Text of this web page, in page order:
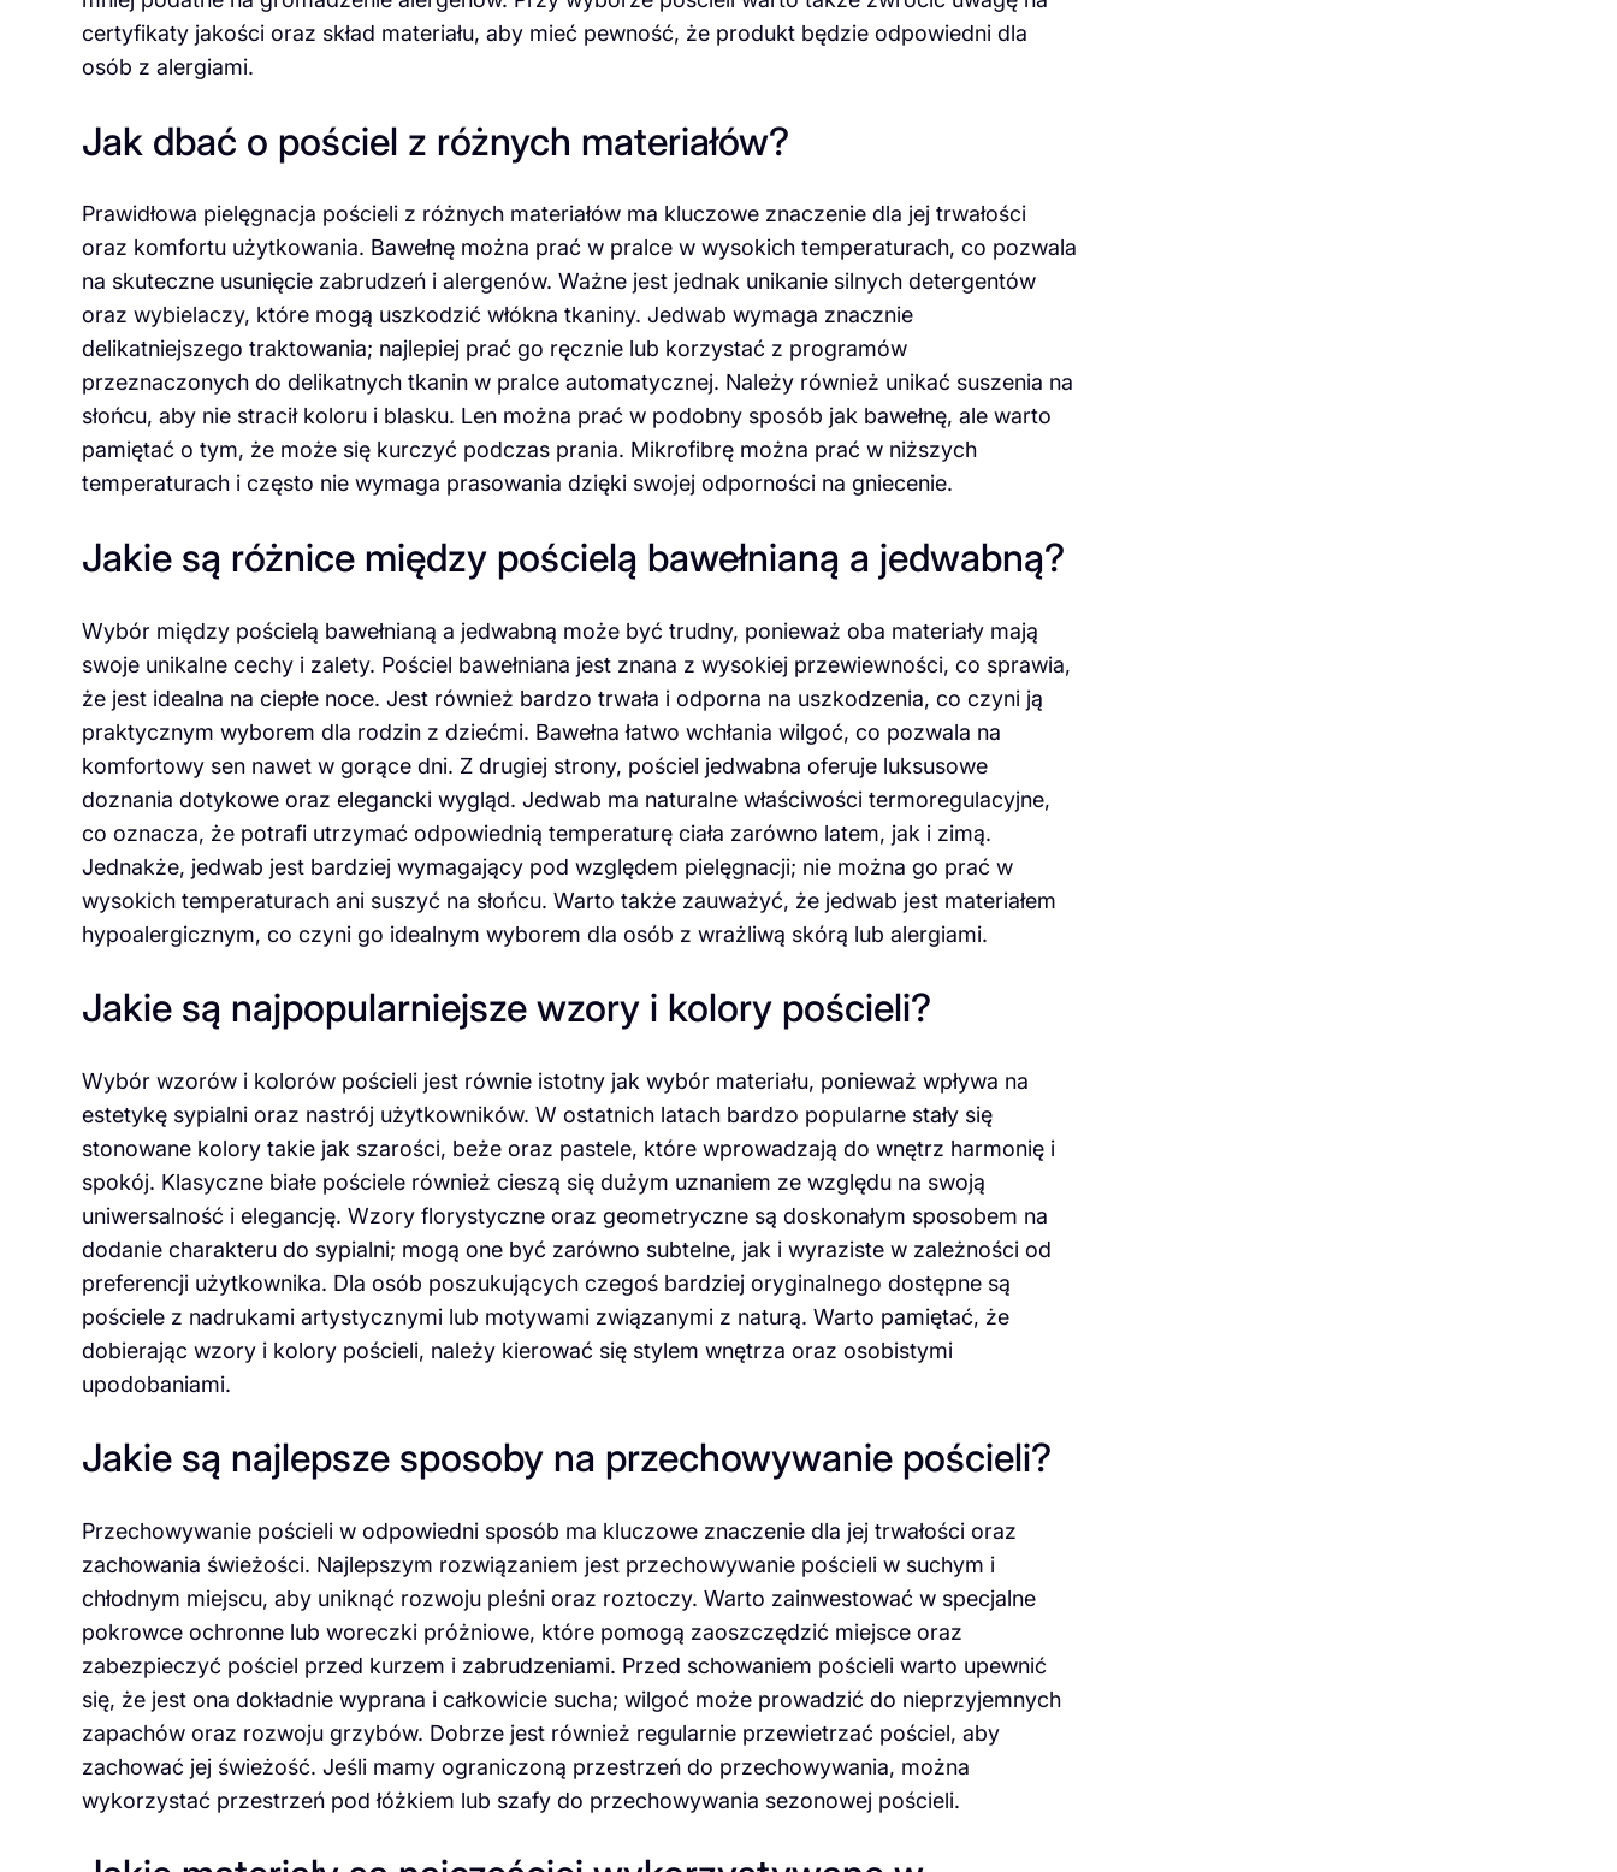
certyfikaty jakości oraz skład materiału, aby mieć pewność, że produkt będzie odpowiedni dla
osób z alergiami.
Jak dbać o pościel z różnych materiałów?
Prawidłowa pielęgnacja pościeli z różnych materiałów ma kluczowe znaczenie dla jej trwałości
oraz komfortu użytkowania. Bawełnę można prać w pralce w wysokich temperaturach, co pozwala
na skuteczne usunięcie zabrudzeń i alergenów. Ważne jest jednak unikanie silnych detergentów
oraz wybielaczy, które mogą uszkodzić włókna tkaniny. Jedwab wymaga znacznie
delikatniejszego traktowania; najlepiej prać go ręcznie lub korzystać z programów
przeznaczonych do delikatnych tkanin w pralce automatycznej. Należy również unikać suszenia na
słońcu, aby nie stracił koloru i blasku. Len można prać w podobny sposób jak bawełnę, ale warto
pamiętać o tym, że może się kurczyć podczas prania. Mikrofibrę można prać w niższych
temperaturach i często nie wymaga prasowania dzięki swojej odporności na gniecenie.
Jakie są różnice między pościelą bawełnianą a jedwabną?
Wybór między pościelą bawełnianą a jedwabną może być trudny, ponieważ oba materiały mają
swoje unikalne cechy i zalety. Pościel bawełniana jest znana z wysokiej przewiewności, co sprawia,
że jest idealna na ciepłe noce. Jest również bardzo trwała i odporna na uszkodzenia, co czyni ją
praktycznym wyborem dla rodzin z dziećmi. Bawełna łatwo wchłania wilgoć, co pozwala na
komfortowy sen nawet w gorące dni. Z drugiej strony, pościel jedwabna oferuje luksusowe
doznania dotykowe oraz elegancki wygląd. Jedwab ma naturalne właściwości termoregulacyjne,
co oznacza, że potrafi utrzymać odpowiednią temperaturę ciała zarówno latem, jak i zimą.
Jednakże, jedwab jest bardziej wymagający pod względem pielęgnacji; nie można go prać w
wysokich temperaturach ani suszyć na słońcu. Warto także zauważyć, że jedwab jest materiałem
hypoalergicznym, co czyni go idealnym wyborem dla osób z wrażliwą skórą lub alergiami.
Jakie są najpopularniejsze wzory i kolory pościeli?
Wybór wzorów i kolorów pościeli jest równie istotny jak wybór materiału, ponieważ wpływa na
estetykę sypialni oraz nastrój użytkowników. W ostatnich latach bardzo popularne stały się
stonowane kolory takie jak szarości, beże oraz pastele, które wprowadzają do wnętrz harmonię i
spokój. Klasyczne białe pościele również cieszą się dużym uznaniem ze względu na swoją
uniwersalność i elegancję. Wzory florystyczne oraz geometryczne są doskonałym sposobem na
dodanie charakteru do sypialni; mogą one być zarówno subtelne, jak i wyraziste w zależności od
preferencji użytkownika. Dla osób poszukujących czegoś bardziej oryginalnego dostępne są
pościele z nadrukami artystycznymi lub motywami związanymi z naturą. Warto pamiętać, że
dobierając wzory i kolory pościeli, należy kierować się stylem wnętrza oraz osobistymi
upodobaniami.
Jakie są najlepsze sposoby na przechowywanie pościeli?
Przechowywanie pościeli w odpowiedni sposób ma kluczowe znaczenie dla jej trwałości oraz
zachowania świeżości. Najlepszym rozwiązaniem jest przechowywanie pościeli w suchym i
chłodnym miejscu, aby uniknąć rozwoju pleśni oraz roztoczy. Warto zainwestować w specjalne
pokrowce ochronne lub woreczki próżniowe, które pomogą zaoszczędzić miejsce oraz
zabezpieczyć pościel przed kurzem i zabrudzeniami. Przed schowaniem pościeli warto upewnić
się, że jest ona dokładnie wyprana i całkowicie sucha; wilgoć może prowadzić do nieprzyjemnych
zapachów oraz rozwoju grzybów. Dobrze jest również regularnie przewietrzać pościel, aby
zachować jej świeżość. Jeśli mamy ograniczoną przestrzeń do przechowywania, można
wykorzystać przestrzeń pod łóżkiem lub szafy do przechowywania sezonowej pościeli.